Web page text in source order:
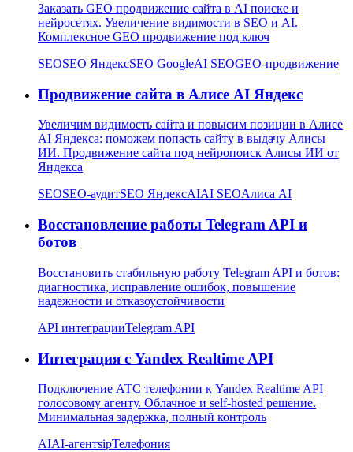
Заказать GEO продвижение сайта в AI поиске и
нейросетях. Увеличение видимости в SEO и AI.
Комплексное GEO продвижение под ключ
SEOSEO ЯндексSEO GoogleAI SEOGEO-продвижение
Продвижение сайта в Алисе AI Яндекс
Увеличим видимость сайта и повысим позиции в Алисе
AI Яндекса: поможем попасть сайту в выдачу Алисы
ИИ. Продвижение сайта под нейропоиск Алисы ИИ от
Яндекса
SEOSEO-аудитSEO ЯндексAIAI SEOАлиса AI
Восстановление работы Telegram API и
ботов
Восстановить стабильную работу Telegram API и ботов:
диагностика, исправление ошибок, повышение
надежности и отказоустойчивости
API интеграцииTelegram API
Интеграция с Yandex Realtime API
Подключение АТС телефонии к Yandex Realtime API
голосовому агенту. Облачное и self-hosted решение.
Минимальная задержка, полный контроль
AIAI-агентsipТелефония